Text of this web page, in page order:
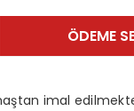
ÖDEME
imal